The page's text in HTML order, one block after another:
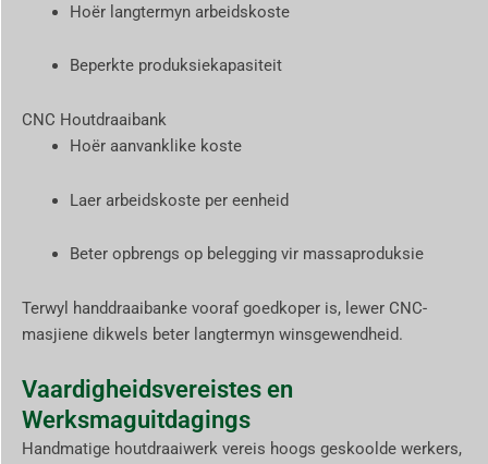
Hoër langtermyn arbeidskoste
Beperkte produksiekapasiteit
CNC Houtdraaibank
Hoër aanvanklike koste
Laer arbeidskoste per eenheid
Beter opbrengs op belegging vir massaproduksie
Terwyl handdraaibanke vooraf goedkoper is, lewer CNC-
masjiene dikwels beter langtermyn winsgewendheid.
Vaardigheidsvereistes en
Werksmaguitdagings
Handmatige houtdraaiwerk vereis hoogs geskoolde werkers,